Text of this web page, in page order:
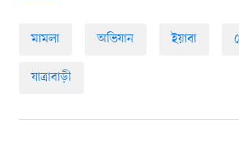
মামলা অভিযান ইয়াবা
যাত্রাবাড়ী